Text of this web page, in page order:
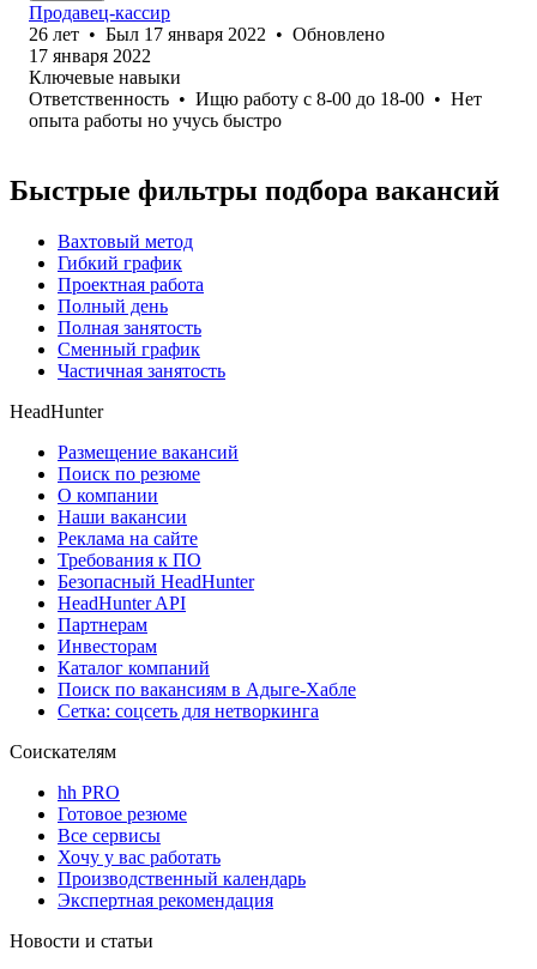
Продавец-кассир
26 лет • Был 17 января 2022 • Обновлено
17 января 2022
Ключевые навыки
Ответственность • Ищю работу с 8-00 до 18-00 • Нет
опыта работы но учусь быстро
Быстрые фильтры подбора вакансий
Вахтовый метод
Гибкий график
Проектная работа
Полный день
Полная занятость
Сменный график
Частичная занятость
HeadHunter
Размещение вакансий
Поиск по резюме
О компании
Наши вакансии
Реклама на сайте
Требования к ПО
Безопасный HeadHunter
HeadHunter API
Партнерам
Инвесторам
Каталог компаний
Поиск по вакансиям в Адыге-Хабле
Сетка: соцсеть для нетворкинга
Соискателям
hh PRO
Готовое резюме
Все сервисы
Хочу у вас работать
Производственный календарь
Экспертная рекомендация
Новости и статьи